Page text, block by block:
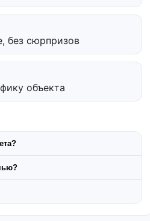
без сюрпризов
объекта